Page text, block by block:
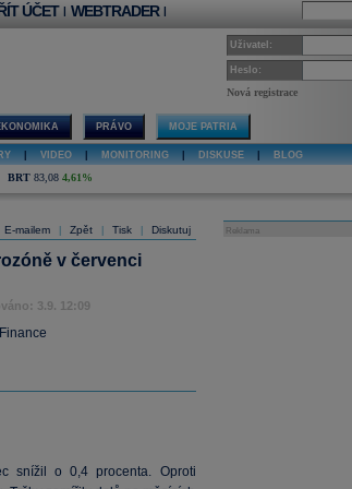
ÚČET | WEBTRADER |
Uživatel:
Heslo:
Nová registrace
PRÁVO MOJE PATRIA
VIDEO MONITORING DISKUSE BLOG
BRT 83,08 4,61%
E-mailem Zpět Tisk Diskutuj
v červenci
3.9. 12:09
snížil o 0,4 procenta. Oproti
Reklama